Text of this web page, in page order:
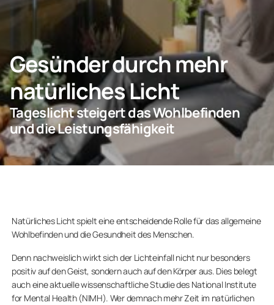
Privatkunden
Unternehmen
Gesünder durch mehr
natürliches Licht
Tageslicht steigert das Wohlbefinden
und die Leistungsfähigkeit
Natürliches Licht spielt eine entscheidende Rolle für das allgemeine
Wohlbefinden und die Gesundheit des Menschen.
Denn nachweislich wirkt sich der Lichteinfall nicht nur besonders
positiv auf den Geist, sondern auch auf den Körper aus. Dies belegt
auch eine aktuelle wissenschaftliche Studie des National Institute
for Mental Health (NIMH). Wer demnach mehr Zeit im natürlichen